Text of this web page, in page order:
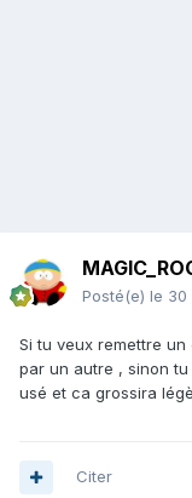
Posté(e) le 30
Si tu veux remettre
par un autre , sinon
usé et ca grossira
Citer